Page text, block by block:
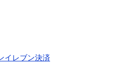
イレブン決済